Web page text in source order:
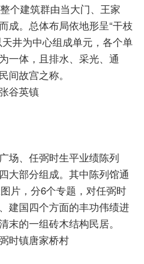
个建筑群由当大门、王家
成。总体布局依地形呈“干枝
井为中心组成单元，各个单
一体，且排水、采光、通
间故宫之称。
谷英镇
、任弼时生平业绩陈列
大部分组成。其中陈列馆通
片，分6个专题，对任弼时
建国四个方面的丰功伟绩进
末的一组砖木结构民居。
时镇唐家桥村